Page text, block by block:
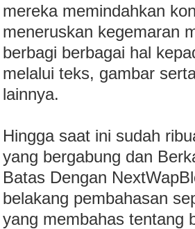
mereka memindahkan
meneruskan kegemaran
berbagi berbagai hal
melalui teks, gambar
lainnya.
Hingga saat ini sudah
yang bergabung dan
Batas Dengan
belakang pembahasan
yang membahas tentang